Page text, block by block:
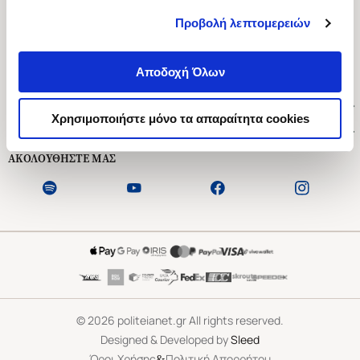
Προβολή λεπτομερειών
Αποδοχή Όλων
Χρησιμοποιήστε μόνο τα απαραίτητα cookies
Ασκληπιού 1-3, Αθήνα 106 79
Δευτέρα - Παρασκευή 09:00-21:00
Εξυπηρέτηση Πελατών
ΑΚΟΛΟΥΘΗΣΤΕ ΜΑΣ
©2026 politeianet.gr All rights reserved.
Designed & Developed bySleed